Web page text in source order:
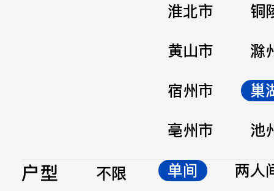
淮北市
铜
黄山市
滁
宿州市
巢
亳州市
池
户型 不限 单间
两人